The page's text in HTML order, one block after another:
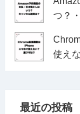
つ？
使え
最近の投稿